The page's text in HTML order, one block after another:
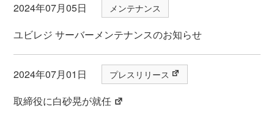
2024年07月05日 メンテナンス
ユビレジ サーバーメンテナンスのお知らせ
2024年07月01日 プレスリリース
取締役に白砂晃が就任